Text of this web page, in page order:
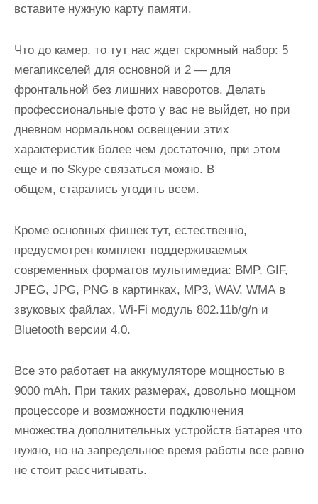
вставите нужную карту памяти.
Что до камер, то тут нас ждет скромный набор: 5
мегапикселей для основной и 2 — для
фронтальной без лишних наворотов. Делать
професcиональные фото у вас не выйдет, но при
дневном нормальном освещении этих
характеристик более чем достаточно, при этом
еще и по Skype связаться можно. В
общем, старались угодить всем.
Кроме основных фишек тут, естественно,
предусмотрен комплект поддерживаемых
современных форматов мультимедиа: BMP, GIF,
JPEG, JPG, PNG в картинках, MP3, WAV, WMA в
звуковых файлах, Wi-Fi модуль 802.11b/g/n и
Bluetooth версии 4.0.
Все это работает на аккумуляторе мощностью в
9000 mAh. При таких размерах, довольно мощном
процессоре и возможности подключения
множества дополнительных устройств батарея что
нужно, но на запредельное время работы все равно
не стоит рассчитывать.